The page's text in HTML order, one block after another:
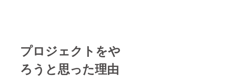
プロジェクトをや
ろうと思った理由